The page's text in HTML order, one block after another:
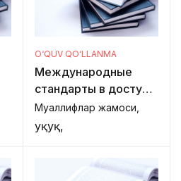
O‘QUV QO‘LLANMA
Международные
стандарты в доступе
к правосудию в
области
культурных прав.
Муаллифлар жамоси,
Ҳуқуқ,